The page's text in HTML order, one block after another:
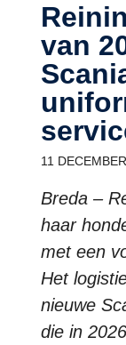
Reining kiest bij order
van
11
Breda –
haar
met een
Het
nieuwe
die in